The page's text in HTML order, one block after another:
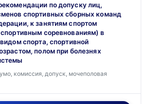
по допуску лиц,
спортивных сборных команд
к занятиям спортом
соревнованиям) в
спорта, спортивной
полом при болезнях
умо, комиссия, допуск, мочеполовая